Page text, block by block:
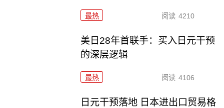
最热 阅读 4210
美日28年首联手：买入日元干预
的深层逻辑
最热 阅读 4106
日元干预落地 日本进出口贸易格